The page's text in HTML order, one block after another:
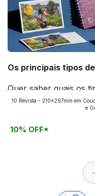
Os principais tipos
Quer saber quais os
aplicados nos
continue a leitura
10 Revista - 210x297mm em
e
10% OFF*
−